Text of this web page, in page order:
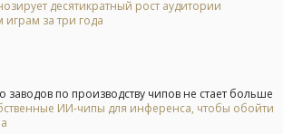
десятикратный рост аудитории
за три года
заводов по производству чипов не стает больше
ИИ-чипы для инференса, чтобы обойти